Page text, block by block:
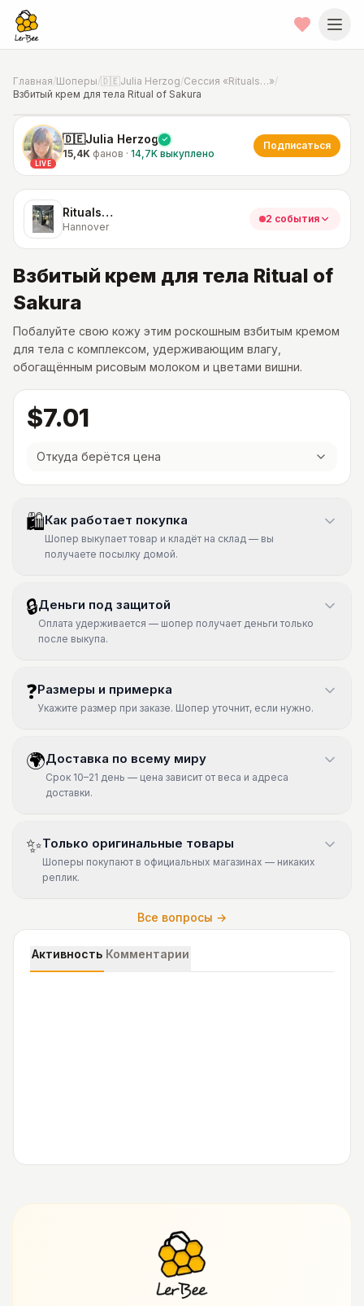
Главная/Шоперы/🇩🇪Julia Herzog/Сессия «Rituals…»/
Взбитый крем для тела Ritual of Sakura
📍Фото от шопера·Hannover
LIVE
🇩🇪Julia Herzog
15,4K фанов · 14,7K выкуплено
Подписаться
Rituals…
Hannover
2 события
Взбитый крем для тела Ritual of
Sakura
Побалуйте свою кожу этим роскошным взбитым кремом
для тела с комплексом, удерживающим влагу,
обогащённым рисовым молоком и цветами вишни.
$7.01
Откуда берётся цена
🛍Как работает покупка
Шопер выкупает товар и кладёт на склад — вы
получаете посылку домой.
🔒Деньги под защитой
Оплата удерживается — шопер получает деньги только
после выкупа.
❓Размеры и примерка
Укажите размер при заказе. Шопер уточнит, если нужно.
🌍Доставка по всему миру
Срок 10–21 день — цена зависит от веса и адреса
доставки.
✨Только оригинальные товары
Шоперы покупают в официальных магазинах — никаких
реплик.
Все вопросы →
Активность Комментарии